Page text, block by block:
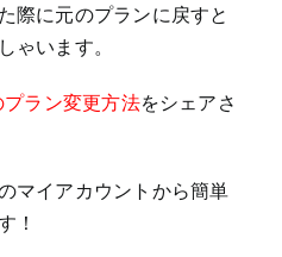
際に元のプランに戻すと
ゃいます。
ラン変更方法をシェアさ
マイアカウントから簡単
！